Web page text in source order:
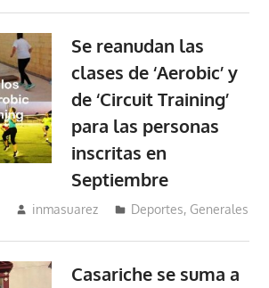
Se reanudan las
clases de ‘Aerobic’ y
de ‘Circuit Training’
para las personas
inscritas en
Septiembre
inmasuarez Deportes, Generales
Casariche se suma a